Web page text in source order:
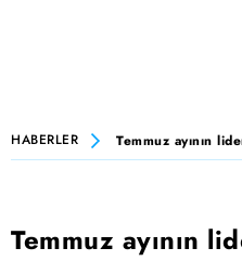
HABERLER Temmuz ayının
Temmuz ayının